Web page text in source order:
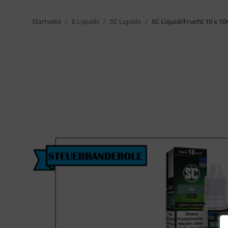
Startseite E-Liquids SC Liquids SC Liquid/Frucht 10 x